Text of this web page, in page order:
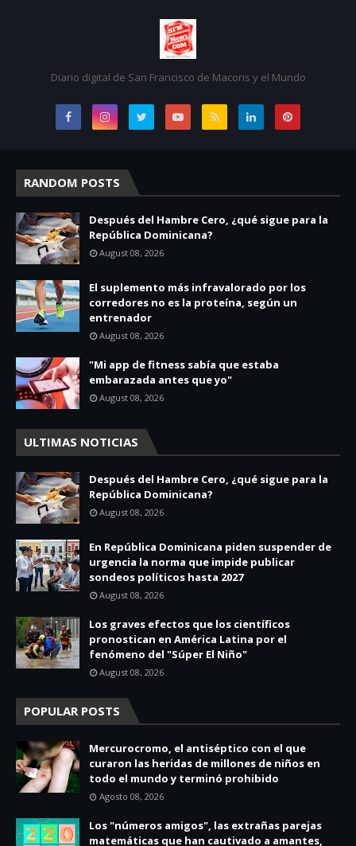
Diario digital de San Francisco de Macoris y el Mundo
RANDOM POSTS
Después del Hambre Cero, ¿qué sigue para la
República Dominicana?
August 08, 2026
El suplemento más infravalorado por los
corredores no es la proteína, según un
entrenador
August 08, 2026
"Mi app de fitness sabía que estaba
embarazada antes que yo"
August 08, 2026
ULTIMAS NOTICIAS
Después del Hambre Cero, ¿qué sigue para la
República Dominicana?
August 08, 2026
En República Dominicana piden suspender de
urgencia la norma que impide publicar
sondeos políticos hasta 2027
August 08, 2026
Los graves efectos que los científicos
pronostican en América Latina por el
fenómeno del "Súper El Niño"
August 08, 2026
POPULAR POSTS
Mercurocromo, el antiséptico con el que
curaron las heridas de millones de niños en
todo el mundo y terminó prohibido
Agosto 08, 2026
Los "números amigos", las extrañas parejas
matemáticas que han cautivado a amantes,